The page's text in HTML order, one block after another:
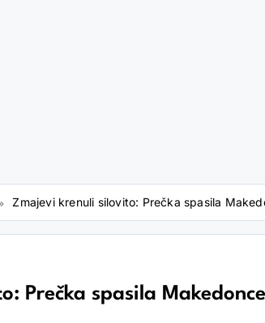
Zmajevi krenuli silovito: Prečka spasila
Prečka spasila